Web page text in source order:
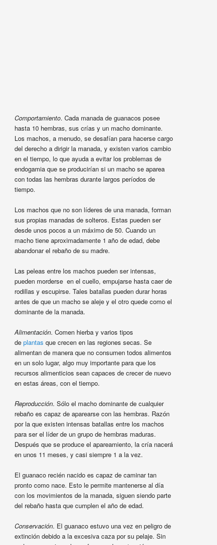
Comportamiento. Cada manada de guanacos posee
hasta 10 hembras, sus crías y un macho dominante.
Los machos, a menudo, se desafían para hacerse cargo
del derecho a dirigir la manada, y existen varios cambio
en el tiempo, lo que ayuda a evitar los problemas de
endogamia que se producirían si un macho se aparea
con todas las hembras durante largos períodos de
tiempo.
Los machos que no son líderes de una manada, forman
sus propias manadas de solteros. Estas pueden ser
desde unos pocos a un máximo de 50. Cuando un
macho tiene aproximadamente 1 año de edad, debe
abandonar el rebaño de su madre.
Las peleas entre los machos pueden ser intensas,
pueden morderse en el cuello, empujarse hasta caer de
rodillas y escupirse. Tales batallas pueden durar horas
antes de que un macho se aleje y el otro quede como el
dominante de la manada.
Alimentación. Comen hierba y varios tipos
de plantas que crecen en las regiones secas. Se
alimentan de manera que no consumen todos alimentos
en un solo lugar, algo muy importante para que los
recursos alimenticios sean capaces de crecer de nuevo
en estas áreas, con el tiempo.
Reproducción. Sólo el macho dominante de cualquier
rebaño es capaz de aparearse con las hembras. Razón
por la que existen intensas batallas entre los machos
para ser el líder de un grupo de hembras maduras.
Después que se produce el apareamiento, la cría nacerá
en unos 11 meses, y casi siempre 1 a la vez.
El guanaco recién nacido es capaz de caminar tan
pronto como nace. Esto le permite mantenerse al día
con los movimientos de la manada, siguen siendo parte
del rebaño hasta que cumplen el año de edad.
Conservación. El guanaco estuvo una vez en peligro de
extinción debido a la excesiva caza por su pelaje. Sin